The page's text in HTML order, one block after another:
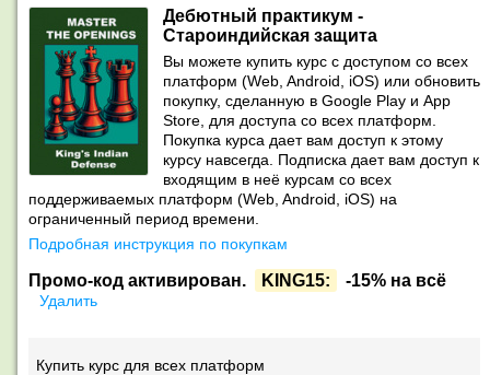
Дебютный практикум -
Староиндийская защита
Вы можете купить курс с доступом со всех
платформ (Web, Android, iOS) или обновить
покупку, сделанную в Google Play и App
Store, для доступа со всех платформ.
Покупка курса дает вам доступ к этому
курсу навсегда. Подписка дает вам доступ к
входящим в неё курсам со всех
поддерживаемых платформ (Web, Android, iOS) на
ограниченный период времени.
Подробная инструкция по покупкам
Промо-код активирован. KING15: -15% на всё
Удалить
Купить курс для всех платформ